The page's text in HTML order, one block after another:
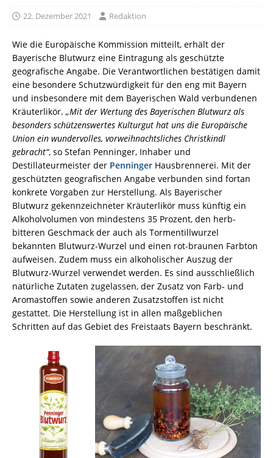
22. Dezember 2021 Redaktion
Wie die Europäische Kommission mitteilt, erhält der
Bayerische Blutwurz eine Eintragung als geschützte
geografische Angabe. Die Verantwortlichen bestätigen damit
eine besondere Schutzwürdigkeit für den eng mit Bayern
und insbesondere mit dem Bayerischen Wald verbundenen
Kräuterlikör. „Mit der Wertung des Bayerischen Blutwurz als
besonders schützenswertes Kulturgut hat uns die Europäische
Union ein wundervolles, vorweihnachtsliches Christkindl
gebracht“, so Stefan Penninger, Inhaber und
Destillateurmeister der Penninger Hausbrennerei. Mit der
geschützten geografischen Angabe verbunden sind fortan
konkrete Vorgaben zur Herstellung. Als Bayerischer
Blutwurz gekennzeichneter Kräuterlikör muss künftig ein
Alkoholvolumen von mindestens 35 Prozent, den herb-
bitteren Geschmack der auch als Tormentillwurzel
bekannten Blutwurz-Wurzel und einen rot-braunen Farbton
aufweisen. Zudem muss ein alkoholischer Auszug der
Blutwurz-Wurzel verwendet werden. Es sind ausschließlich
natürliche Zutaten zugelassen, der Zusatz von Farb- und
Aromastoffen sowie anderen Zusatzstoffen ist nicht
gestattet. Die Herstellung ist in allen maßgeblichen
Schritten auf das Gebiet des Freistaats Bayern beschränkt.